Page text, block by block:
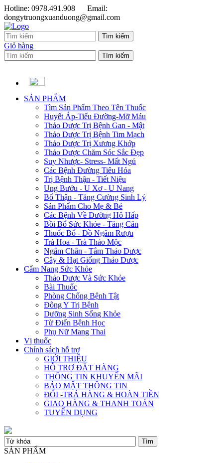
Hotline: 0978.491.908
Email:
dongytruongxuanduong@gmail.com
Giỏ hàng
SẢN PHẨM
Tìm Sản Phẩm Theo Tên Thuốc
Huyết Áp-Tiểu Đường-Mỡ Máu
Thảo Dược Trị Bệnh Gan - Mật
Thảo Dược Trị Bệnh Tim Mạch
Thảo Dược Trị Xương Khớp
Thảo Dược Chăm Sóc Sắc Đẹp
Suy Nhược- Stress- Mất Ngủ
Các Bệnh Đường Tiêu Hóa
Trị Bệnh Thận - Tiết Niệu
Ung Bướu - U Xơ - U Nang
Bổ Thận - Tăng Cường Sinh Lý
Sản Phẩm Cho Mẹ & Bé
Các Bệnh Về Đường Hô Hấp
Bồi Bổ Sức Khỏe - Tăng Cân
Thuốc Bổ - Đồ Ngâm Rượu
Trà Hoa - Trà Thảo Mộc
Ngâm Chân - Tắm Thảo Dược
Cây & Hạt Giống Thảo Dược
Cẩm Nang Sức Khỏe
Thảo Dược Và Sức Khỏe
Bài Thuốc
Phòng Chống Bệnh Tật
Đông Y Trị Bệnh
Dưỡng Sinh Sống Khỏe
Từ Điển Bệnh Học
Phụ Nữ Mang Thai
Vị thuốc
Chính sách hỗ trợ
GIỚI THIỆU
HỖ TRỢ ĐẶT HÀNG
THÔNG TIN KHUYẾN MÃI
BẢO MẬT THÔNG TIN
ĐỔI -TRẢ HÀNG & HOÀN TIỀN
GIAO HÀNG & THANH TOÁN
TUYỂN DỤNG
SẢN PHẨM